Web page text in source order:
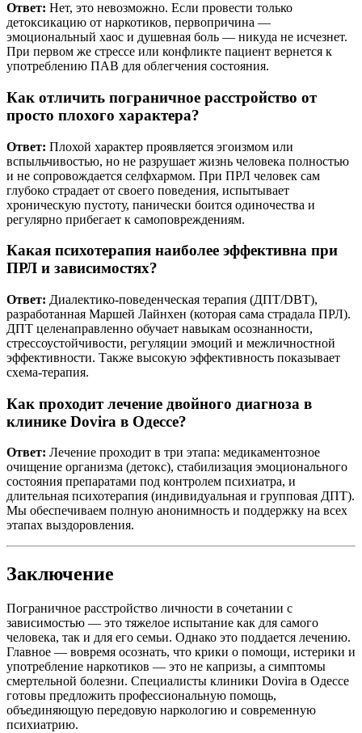
Ответ: Нет, это невозможно. Если провести только
детоксикацию от наркотиков, первопричина —
эмоциональный хаос и душевная боль — никуда не исчезнет.
При первом же стрессе или конфликте пациент вернется к
употреблению ПАВ для облегчения состояния.
Как отличить пограничное расстройство от
просто плохого характера?
Ответ: Плохой характер проявляется эгоизмом или
вспыльчивостью, но не разрушает жизнь человека полностью
и не сопровождается селфхармом. При ПРЛ человек сам
глубоко страдает от своего поведения, испытывает
хроническую пустоту, панически боится одиночества и
регулярно прибегает к самоповреждениям.
Какая психотерапия наиболее эффективна при
ПРЛ и зависимостях?
Ответ: Диалектико-поведенческая терапия (ДПТ/DBT),
разработанная Маршей Лайнхен (которая сама страдала ПРЛ).
ДПТ целенаправленно обучает навыкам осознанности,
стрессоустойчивости, регуляции эмоций и межличностной
эффективности. Также высокую эффективность показывает
схема-терапия.
Как проходит лечение двойного диагноза в
клинике Dovira в Одессе?
Ответ: Лечение проходит в три этапа: медикаментозное
очищение организма (детокс), стабилизация эмоционального
состояния препаратами под контролем психиатра, и
длительная психотерапия (индивидуальная и групповая ДПТ).
Мы обеспечиваем полную анонимность и поддержку на всех
этапах выздоровления.
Заключение
Пограничное расстройство личности в сочетании с
зависимостью — это тяжелое испытание как для самого
человека, так и для его семьи. Однако это поддается лечению.
Главное — вовремя осознать, что крики о помощи, истерики и
употребление наркотиков — это не капризы, а симптомы
смертельной болезни. Специалисты клиники Dovira в Одессе
готовы предложить профессиональную помощь,
объединяющую передовую наркологию и современную
психиатрию.